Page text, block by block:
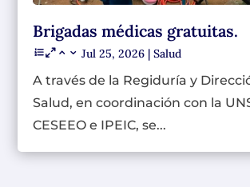
Brigadas médicas gratuitas.
Jul 25, 2026 |Salud
A través de la Regiduría y
Salud, en coordinación con la
CESEEO e IPEIC, se...